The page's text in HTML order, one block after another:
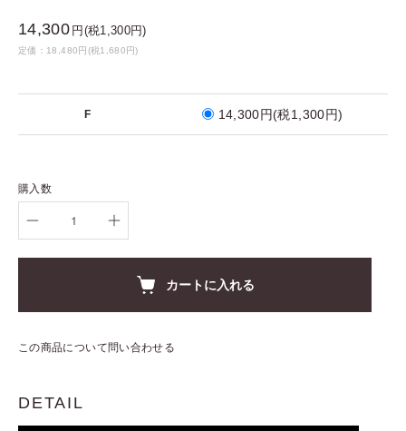
14,300 円(税1,300円)
定価：18,480円(税1,680円)
F 14,300円(税1,300円)
購入数
カートに入れる
この商品について問い合わせる
DETAIL